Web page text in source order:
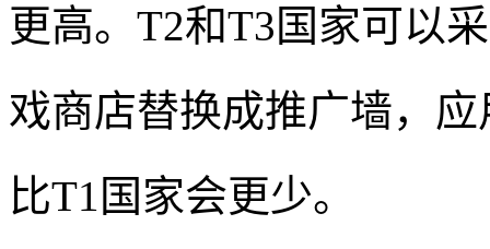
更高。T2和T3国家可以
戏商店替换成推广墙，
比T1国家会更少。